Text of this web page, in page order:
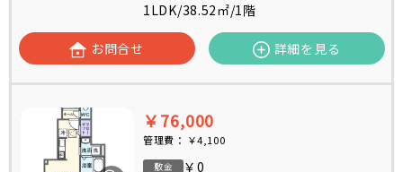
1LDK/38.52㎡/1階
お問合せ 詳細を見る
￥76,000
管理費： ￥4,100
敷金 ￥0